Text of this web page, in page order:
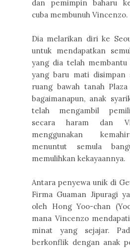
dan pemimpin baharu
cuba membunuh Vincenzo.
Dia melarikan diri ke
untuk mendapatkan
yang dia telah
yang baru mati disimpan
ruang bawah tanah Plaza
bagaimanapun, anak
telah mengambil
secara haram dan
menggunakan
menuntut semula
memulihkan kekayaannya.
Antara penyewa unik di
Firma Guaman Jipuragi
oleh Hong Yoo-chan
mana Vincenzo
minat yang sejajar.
berkonflik dengan anak